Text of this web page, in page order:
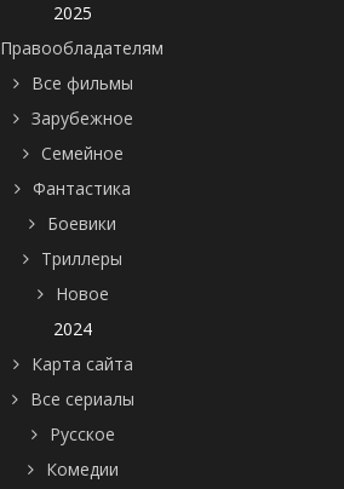
2025
Правообладателям
Все фильмы
Зарубежное
Семейное
Фантастика
Боевики
Триллеры
Новое
2024
Карта сайта
Все сериалы
Русское
Комедии